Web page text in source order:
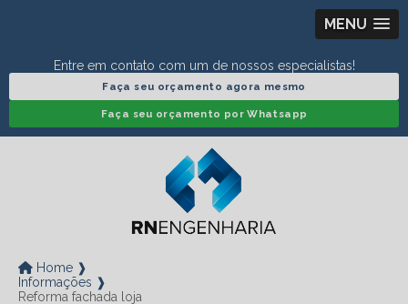
MENU
Entre em contato com um de nossos especialistas!
Faça seu orçamento agora mesmo
Faça seu orçamento por Whatsapp
Home ❱
Informações ❱
Reforma fachada loja